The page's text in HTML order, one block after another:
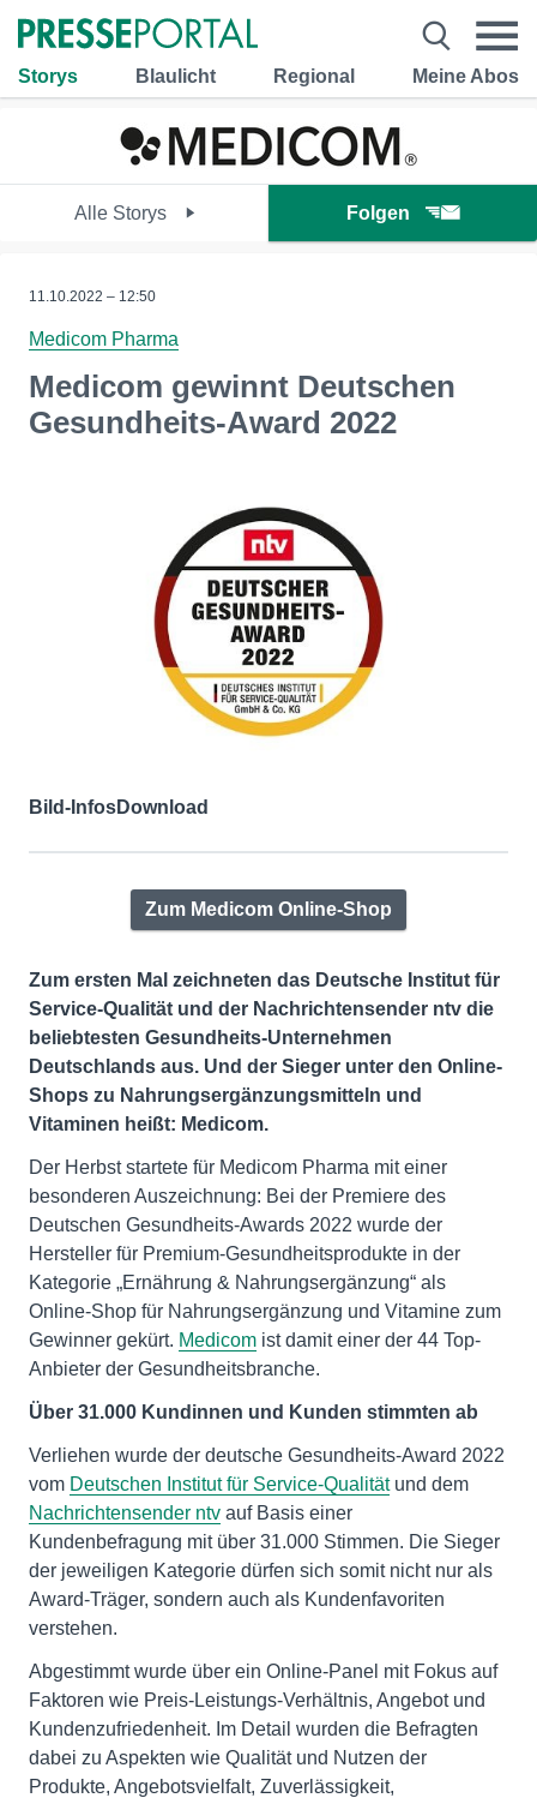
Storys Blaulicht Regional Meine Abos
Alle Storys Folgen
11.10.2022 – 12:50
Medicom Pharma
Medicom gewinnt Deutschen
Gesundheits-Award 2022
Bild-InfosDownload
Zum Medicom Online-Shop
Zum ersten Mal zeichneten das Deutsche Institut für
Service-Qualität und der Nachrichtensender ntv die
beliebtesten Gesundheits-Unternehmen
Deutschlands aus. Und der Sieger unter den Online-
Shops zu Nahrungsergänzungsmitteln und
Vitaminen heißt: Medicom.
Der Herbst startete für Medicom Pharma mit einer
besonderen Auszeichnung: Bei der Premiere des
Deutschen Gesundheits-Awards 2022 wurde der
Hersteller für Premium-Gesundheitsprodukte in der
Kategorie „Ernährung & Nahrungsergänzung“ als
Online-Shop für Nahrungsergänzung und Vitamine zum
Gewinner gekürt. Medicom ist damit einer der 44 Top-
Anbieter der Gesundheitsbranche.
Über 31.000 Kundinnen und Kunden stimmten ab
Verliehen wurde der deutsche Gesundheits-Award 2022
vom Deutschen Institut für Service-Qualitätund dem
Nachrichtensender ntv auf Basis einer
Kundenbefragung mit über 31.000 Stimmen. Die Sieger
der jeweiligen Kategorie dürfen sich somit nicht nur als
Award-Träger, sondern auch als Kundenfavoriten
verstehen.
Abgestimmt wurde über ein Online-Panel mit Fokus auf
Faktoren wie Preis-Leistungs-Verhältnis, Angebot und
Kundenzufriedenheit. Im Detail wurden die Befragten
dabei zu Aspekten wie Qualität und Nutzen der
Produkte, Angebotsvielfalt, Zuverlässigkeit,